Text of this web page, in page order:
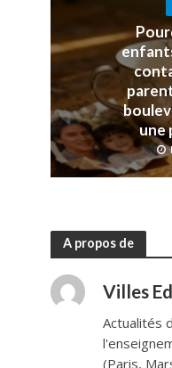
une
A propos de
Villes
Actualités
(Paris,